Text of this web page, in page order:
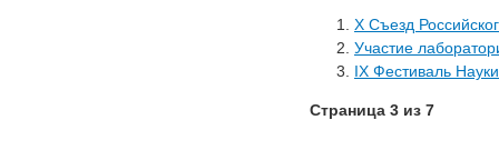
X Съезд
Участие
IX Фестиваль Науки
Страница 3 из 7